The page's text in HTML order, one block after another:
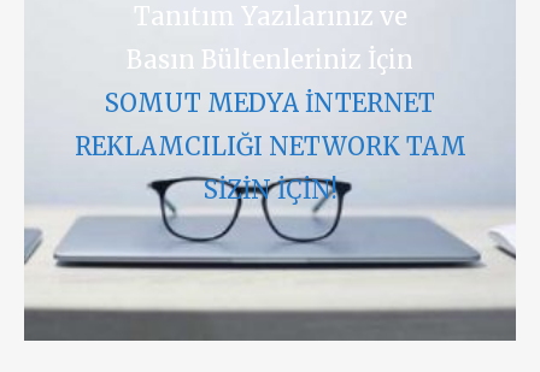
Tanıtım Yazılarınız ve
Basın Bültenleriniz İçin
SOMUT MEDYA İNTERNET
REKLAMCILIĞI NETWORK TAM
SİZİN İÇİN!